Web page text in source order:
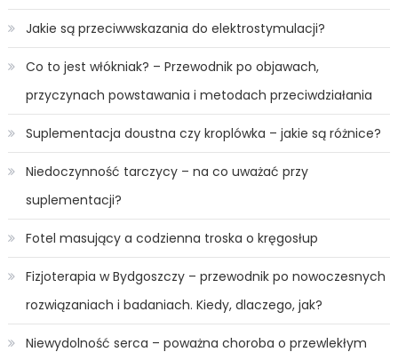
Jakie są przeciwwskazania do elektrostymulacji?
Co to jest włókniak? – Przewodnik po objawach,
przyczynach powstawania i metodach przeciwdziałania
Suplementacja doustna czy kroplówka – jakie są różnice?
Niedoczynność tarczycy – na co uważać przy
suplementacji?
Fotel masujący a codzienna troska o kręgosłup
Fizjoterapia w Bydgoszczy – przewodnik po nowoczesnych
rozwiązaniach i badaniach. Kiedy, dlaczego, jak?
Niewydolność serca – poważna choroba o przewlekłym